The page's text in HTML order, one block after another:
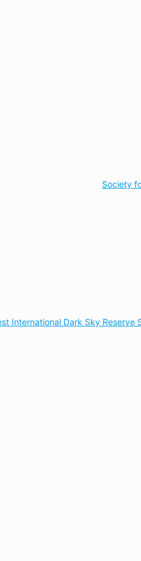
Society
International Dark Sky